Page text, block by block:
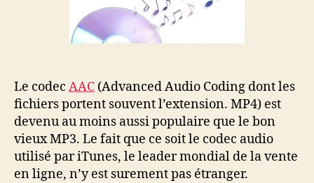
AAC
Le codec AAC (Advanced Audio Coding dont les
fichiers portent souvent l’extension. MP4) est
devenu au moins aussi populaire que le bon
vieux MP3. Le fait que ce soit le codec audio
utilisé par iTunes, le leader mondial de la vente
en ligne, n’y est surement pas étranger.